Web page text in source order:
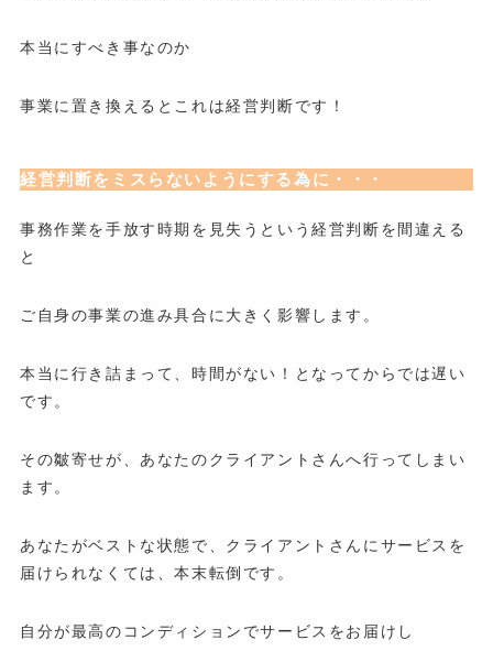
本当にすべき事なのか
事業に置き換えるとこれは経営判断です！
経営判断をミスらないようにする為に・・・
事務作業を手放す時期を見失うという経営判断を間違える
と
ご自身の事業の進み具合に大きく影響します。
本当に行き詰まって、時間がない！となってからでは遅い
です。
その皺寄せが、あなたのクライアントさんへ行ってしまい
ます。
あなたがベストな状態で、クライアントさんにサービスを
届けられなくては、本末転倒です。
自分が最高のコンディションでサービスをお届けし